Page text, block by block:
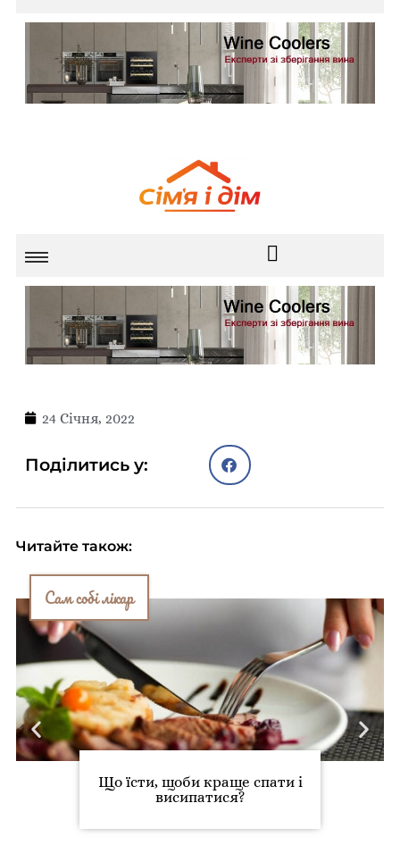
24 Січня, 2022
Поділитись у:
Читайте також:
Сам собі лікар
Що їсти, щоби краще спати і
висипатися?